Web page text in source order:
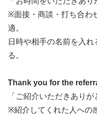
※面接・商談・打ち合わ
適。
日時や相手の名前を入
る。
Thank you for the
「ご紹介いただきありが
※紹介してくれた人への